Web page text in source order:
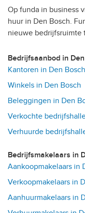
Op funda in business
huur in Den Bosch.
nieuwe bedrijfsruimte
Bedrijfsaanbod in
Kantoren in Den Bosch
Winkels in Den Bosch
Beleggingen in Den
Verkochte
Verhuurde
Bedrijfsmakelaars in
Aankoopmakelaars in
Verkoopmakelaars in
Aanhuurmakelaars in